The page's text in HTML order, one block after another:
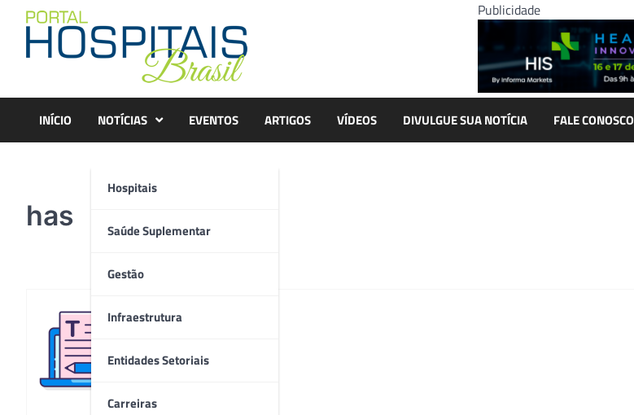
content
Publicidade
INÍCIO NOTÍCIAS
Hospitais
Saúde Suplementar
Gestão
Infraestrutura
Entidades Setoriais
Carreiras
EVENTOS ARTIGOS VÍDEOS DIVULGUE SUA NOTÍCIA FALE CONOSCO
has